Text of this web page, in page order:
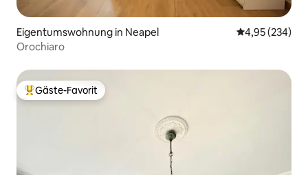
Eigentumswohnung in Neapel
4,95 (234)
Orochiaro
Beliebter Gäste-Favorit.
Gäste-Favorit